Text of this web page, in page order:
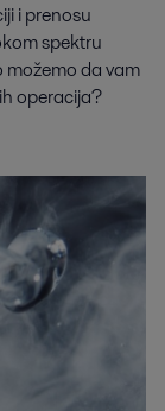
i prenosu
spektru
možemo da vam
operacija?